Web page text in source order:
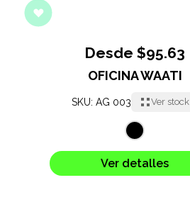
Mascotas
Desde $95.63
OFICINA WAATI
SKU: AG 003 Ver stock
Ver detalles